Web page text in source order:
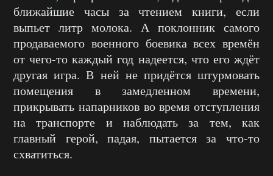
ближайшие часы за чтением книги, если
выпьет литр молока. А поклонник самого
продаваемого военного боевика всех времён
от чего-то каждый год надеется, что его ждёт
другая игра. В ней не придётся штурмовать
помещения в замедленном времени,
прикрывать напарников во время отступления
на транспорте и наблюдать за тем, как
главный герой, падая, пытается за что-то
схватиться.